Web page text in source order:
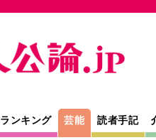
ランキング 芸能 読者手記